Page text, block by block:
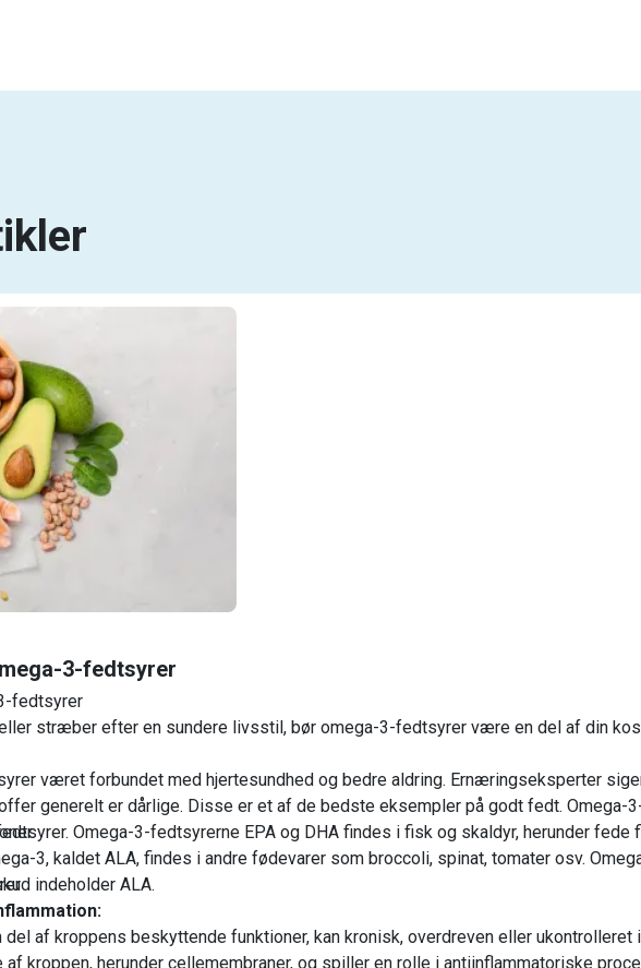
3-fedtsyrer
fedtsyrer
stræber efter en sundere livsstil, bør omega-3-fedtsyrer være en del af din
været forbundet med hjertesundhed og bedre aldring. Ernæringseksperter
generelt er dårlige. Disse er et af de bedste eksempler på godt fedt.
Omega-3-fedtsyrerne EPA og DHA findes i fisk og skaldyr, herunder
3, kaldet ALA, findes i andre fødevarer som broccoli, spinat, tomater osv.
indeholder ALA.
del af kroppens beskyttende funktioner, kan kronisk, overdreven eller
kroppen, herunder cellemembraner, og spiller en rolle i antiinflammatoriske